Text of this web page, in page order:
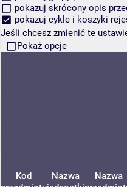
pokazuj skrócony opis
pokazuj cykle i koszyki
Jeśli chcesz zmienić te
Pokaż opcje
Kod
Nazwa
Nazwa